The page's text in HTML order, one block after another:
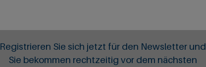
Registrieren Sie sich jetzt für den Newsletter und
Sie bekommen rechtzeitig vor dem nächsten